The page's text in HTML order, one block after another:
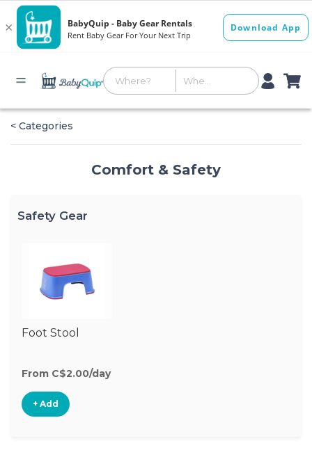
< Categories
Comfort & Safety
Safety Gear
Foot Stool
From C$2.00/day
+ Add